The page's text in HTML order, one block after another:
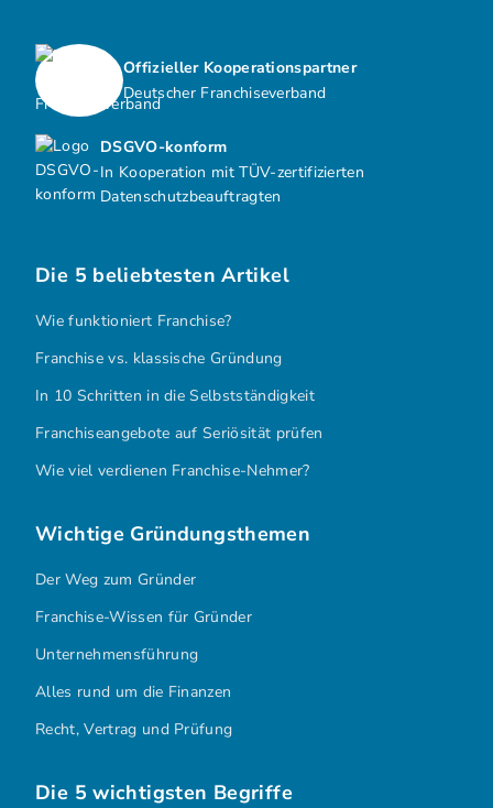
DSGVO-konform
In Kooperation mit TÜV-zertifizierten
Datenschutzbeauftragten
Offizieller Kooperationspartner
Deutscher Franchiseverband
Die 5 beliebtesten Artikel
Wie funktioniert Franchise?
Franchise vs. klassische Gründung
In 10 Schritten in die Selbstständigkeit
Franchiseangebote auf Seriösität prüfen
Wie viel verdienen Franchise-Nehmer?
Wichtige Gründungsthemen
Der Weg zum Gründer
Franchise-Wissen für Gründer
Unternehmensführung
Alles rund um die Finanzen
Recht, Vertrag und Prüfung
Die 5 wichtigsten Begriffe